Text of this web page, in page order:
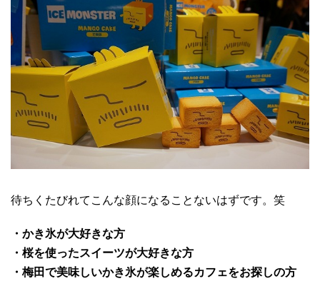
待ちくたびれてこんな顔になることないはずです。笑
・かき氷が大好きな方
・桜を使ったスイーツが大好きな方
・梅田で美味しいかき氷が楽しめるカフェをお探しの方